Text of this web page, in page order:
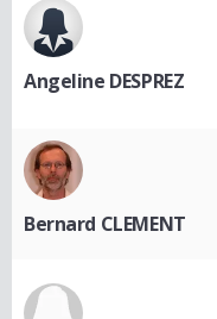
Angeline DESPREZ
Bernard CLEMENT